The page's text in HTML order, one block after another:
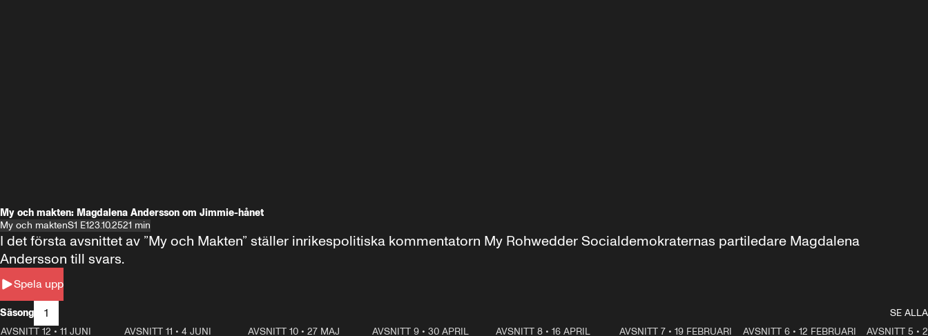
My och makten: Magdalena Andersson om Jimmie-hånet
My och maktenS1 E123.10.2521 min
Spela upp
I det första avsnittet av ”My och Makten” ställer inrikespolitiska kommentatorn My Rohwedder Socialdemokraternas partiledare Magdalena
Andersson till svars.
Säsong 1
SE ALLA
26:27
AVSNITT 12 • 11 JUNI 23:40
AVSNITT 11 •4 JUNI AVSNITT 10 •27 MAJ AVSNITT 9• 30 APRIL AVSNITT 8• 16 APRIL 24:30
AVSNITT 7• 19 FEBRUARI 27:30
AVSNITT 6 •12 FEBRUARI AVSNITT 5 •